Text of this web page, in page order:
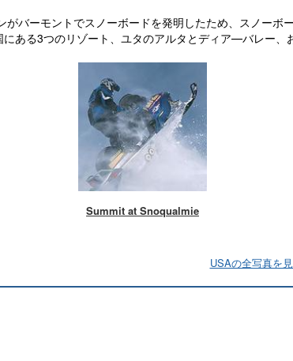
バーモントでスノーボードを発明したため、スノー
ある3つのリゾート、ユタのアルタとディア―バレー
Summit at Snoqualmie
USAの全写真を